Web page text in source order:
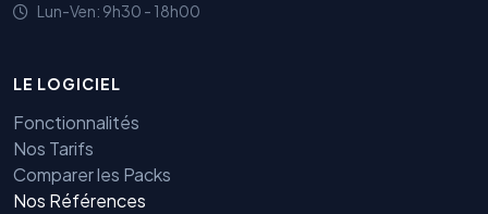
Lun-Ven: 9h30 - 18h00
LE LOGICIEL
Fonctionnalités
Nos Tarifs
Comparer les Packs
Nos Références